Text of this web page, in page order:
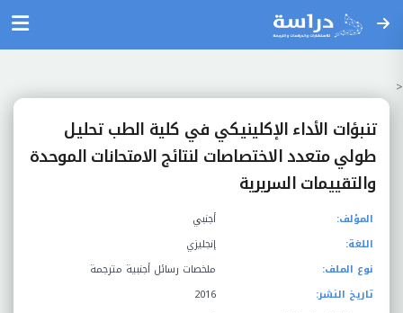
<
تنبؤات الأداء الإكلينيكي في كلية الطب تحليل
طولي متعدد الاختصاصات لنتائج الامتحانات الموحدة
والتقييمات السريرية
المؤلف:
أجنبي
اللغة:
إنجليزي
نوع الملف:
ملخصات رسائل أجنبية مترجمة
تاريخ النشر:
2016